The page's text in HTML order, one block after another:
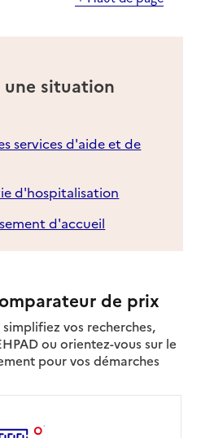
une situation
services d'aide et de
d'hospitalisation
d'accueil
de prix
vos recherches,
ou orientez-vous sur le
pour vos démarches